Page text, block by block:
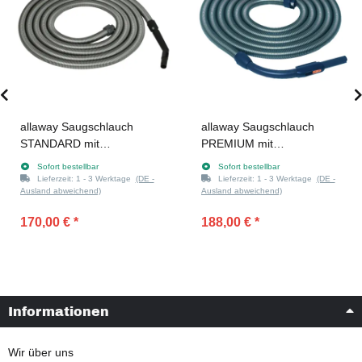
allaway Saugschlauch
STANDARD mit
Saugdosenstart, 10 m
Sofort bestellbar
Lieferzeit: 1 - 3 Werktage (DE -
Ausland abweichend)
170,00 € *
allaway Saugschlauch
PREMIUM mit
Saugdosenstart, 8 m
Sofort bestellbar
Lieferzeit: 1 - 3 Werktage (DE -
Ausland abweichend)
188,00 € *
Informationen
Wir über uns